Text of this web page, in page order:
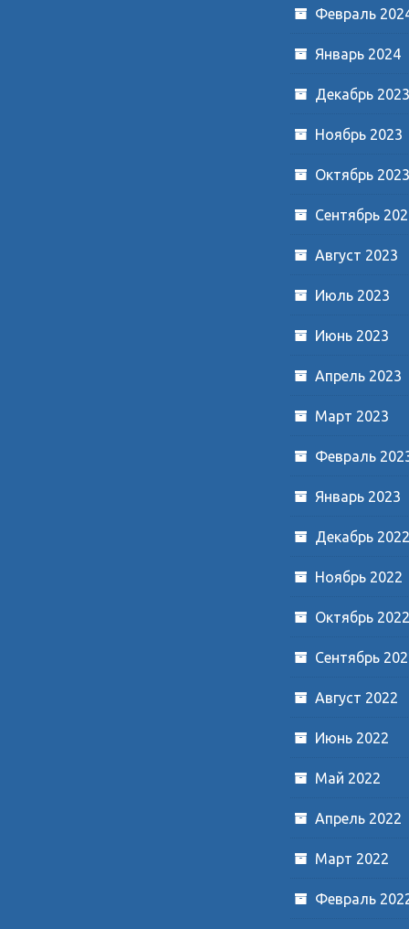
Февраль
Январь 2024
Декабрь 2023
Ноябрь 2023
Октябрь 2023
Сентябрь
Август 2023
Июль 2023
Июнь 2023
Апрель 2023
Март 2023
Февраль
Январь 2023
Декабрь 2022
Ноябрь 2022
Октябрь 2022
Сентябрь
Август 2022
Июнь 2022
Май 2022
Апрель 2022
Март 2022
Февраль